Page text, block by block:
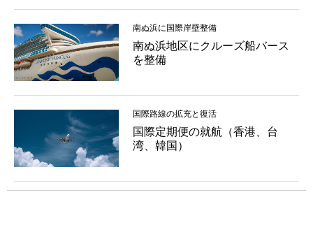
南ぬ浜に国際岸壁整備
南ぬ浜地区にクルーズ船バース
を整備
国際路線の拡充と復活
国際定期便の就航（香港、台
湾、韓国）